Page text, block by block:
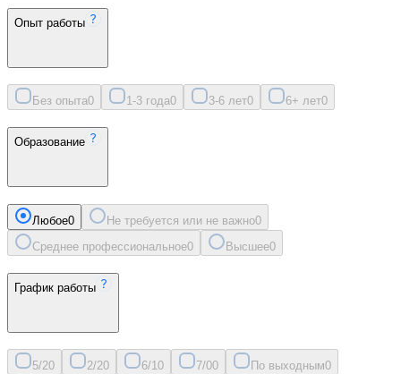
Опыт работы
Без опыта0 1-3 года0 3-6 лет0 6+ лет0
Образование
Любое0 Не требуется или не важно0
Среднее профессиональное0 Высшее0
График работы
5/20 2/20 6/10 7/00 По выходным0